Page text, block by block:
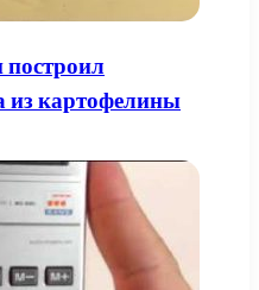
из картофелины